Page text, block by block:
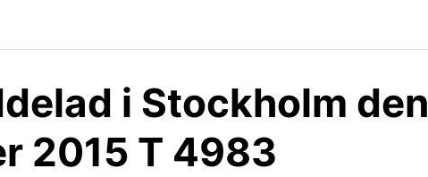
i Stockholm den
2015 T 4983